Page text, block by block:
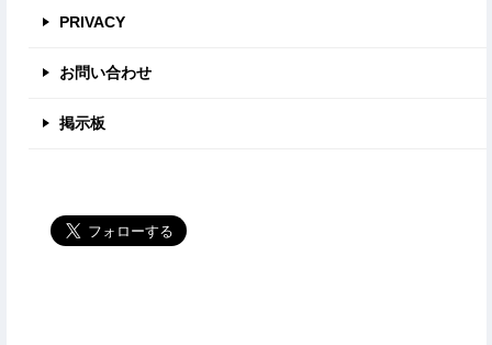
PRIVACY
お問い合わせ
掲示板